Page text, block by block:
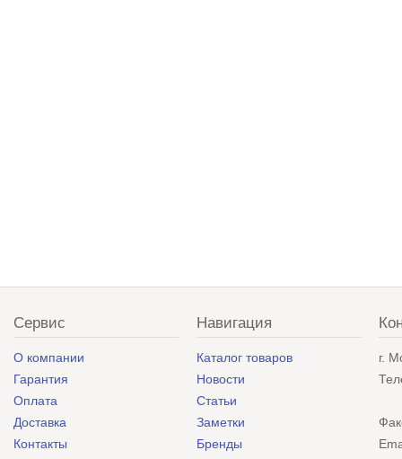
Сервис
О компании
Гарантия
Оплата
Доставка
Контакты
Навигация
Каталог товаров
Новости
Статьи
Заметки
Бренды
г.